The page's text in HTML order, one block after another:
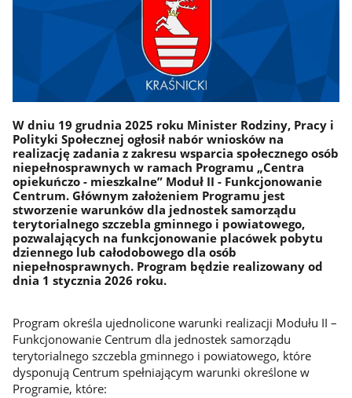
W dniu 19 grudnia 2025 roku Minister Rodziny, Pracy i
Polityki Społecznej ogłosił nabór wniosków na
realizację zadania z zakresu wsparcia społecznego osób
niepełnosprawnych w ramach Programu „Centra
opiekuńczo - mieszkalne” Moduł II - Funkcjonowanie
Centrum. Głównym założeniem Programu jest
stworzenie warunków dla jednostek samorządu
terytorialnego szczebla gminnego i powiatowego,
pozwalających na funkcjonowanie placówek pobytu
dziennego lub całodobowego dla osób
niepełnosprawnych. Program będzie realizowany od
dnia 1 stycznia 2026 roku.
Program określa ujednolicone warunki realizacji Modułu II –
Funkcjonowanie Centrum dla jednostek samorządu
terytorialnego szczebla gminnego i powiatowego, które
dysponują Centrum spełniającym warunki określone w
Programie, które: